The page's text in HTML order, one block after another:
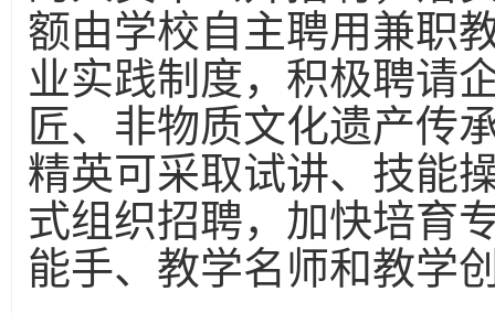
额由学校自主聘用兼职
业实践制度，积极聘请
匠、非物质文化遗产传
精英可采取试讲、技能
式组织招聘，加快培育
能手、教学名师和教学